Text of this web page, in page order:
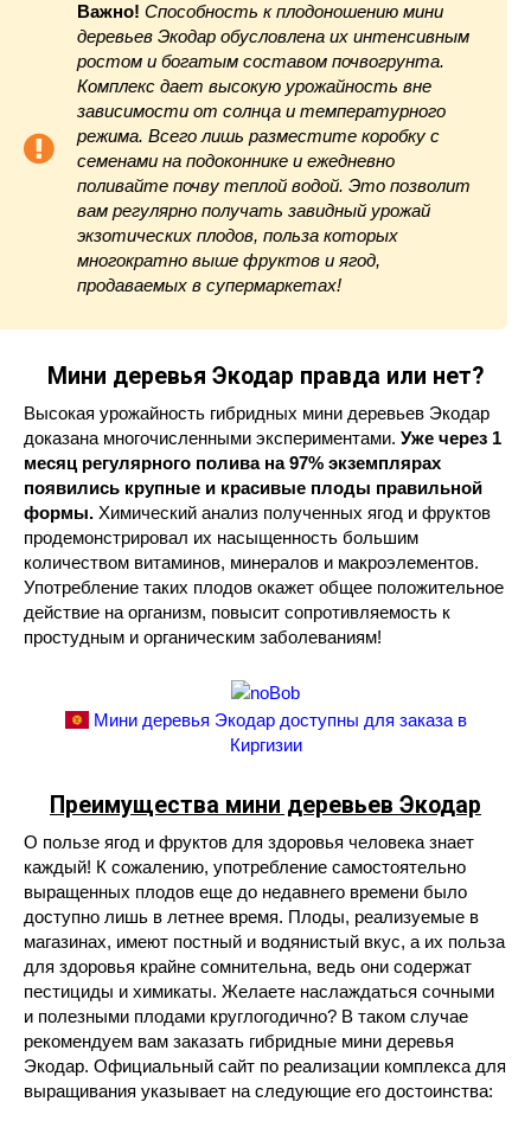
Важно! Способность к плодоношению мини
деревьев Экодар обусловлена их интенсивным
ростом и богатым составом почвогрунта.
Комплекс дает высокую урожайность вне
зависимости от солнца и температурного
режима. Всего лишь разместите коробку с
семенами на подоконнике и ежедневно
поливайте почву теплой водой. Это позволит
вам регулярно получать завидный урожай
экзотических плодов, польза которых
многократно выше фруктов и ягод,
продаваемых в супермаркетах!
Мини деревья Экодар правда или нет?
Высокая урожайность гибридных мини деревьев Экодар
доказана многочисленными экспериментами. Уже через 1
месяц регулярного полива на 97% экземплярах
появились крупные и красивые плоды правильной
формы. Химический анализ полученных ягод и фруктов
продемонстрировал их насыщенность большим
количеством витаминов, минералов и макроэлементов.
Употребление таких плодов окажет общее положительное
действие на организм, повысит сопротивляемость к
простудным и органическим заболеваниям!
Мини деревья Экодар доступны для заказа в
Киргизии
Преимущества мини деревьев Экодар
О пользе ягод и фруктов для здоровья человека знает
каждый! К сожалению, употребление самостоятельно
выращенных плодов еще до недавнего времени было
доступно лишь в летнее время. Плоды, реализуемые в
магазинах, имеют постный и водянистый вкус, а их польза
для здоровья крайне сомнительна, ведь они содержат
пестициды и химикаты. Желаете наслаждаться сочными
и полезными плодами круглогодично? В таком случае
рекомендуем вам заказать гибридные мини деревья
Экодар. Официальный сайт по реализации комплекса для
выращивания указывает на следующие его достоинства: